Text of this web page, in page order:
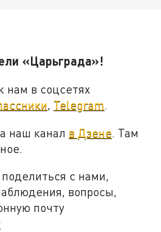
«Царьграда»!
нам в соцсетях
, Telegram.
наш канал в Дзене. Там
с нами,
вопросы,
почту